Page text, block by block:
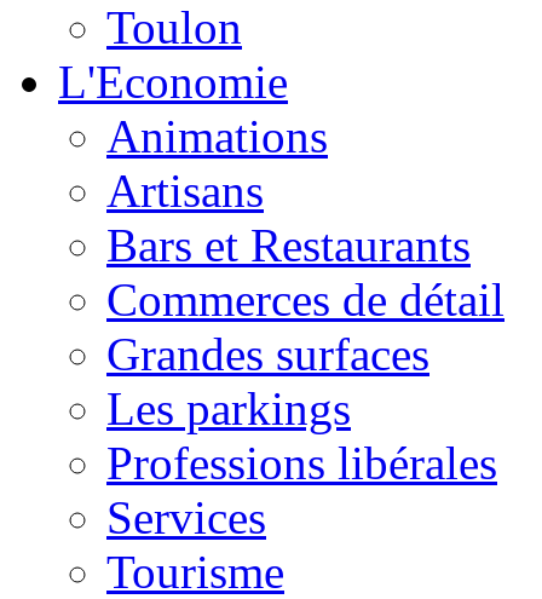
Toulon
L'Economie
Animations
Artisans
Bars et Restaurants
Commerces de détail
Grandes surfaces
Les parkings
Professions libérales
Services
Tourisme